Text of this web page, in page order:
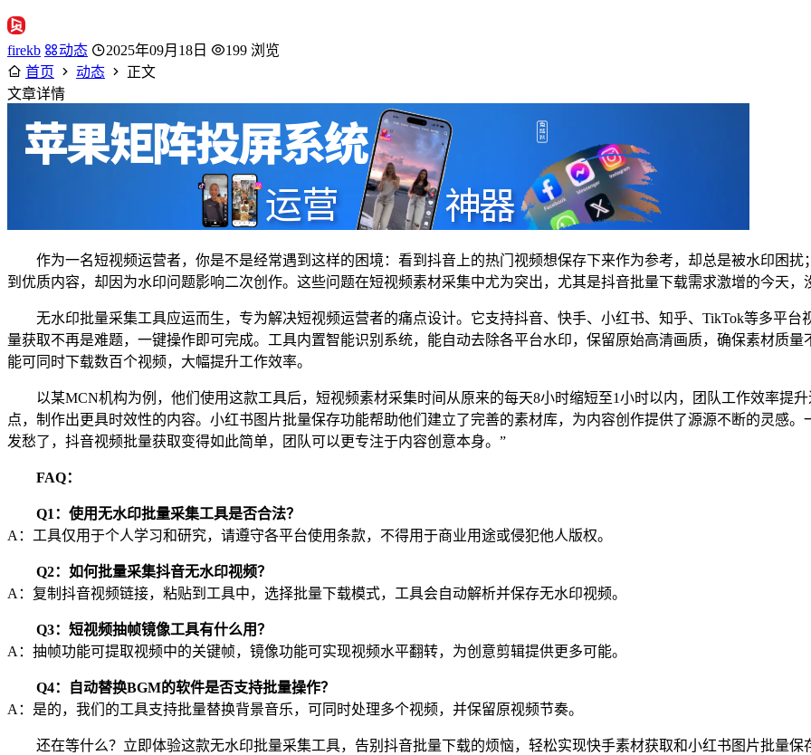
firekb 动态 2025年09月18日
199 浏览
首页
动态
正文
文章详情
作为一名短视频运营者，你是不是经常遇到这样的困境：看到抖音上的热门视频想保存下来作为参考，却总是被水印困
到优质内容，却因为水印问题影响二次创作。这些问题在短视频素材采集中尤为突出，尤其是抖音批量下载需求激增的今天
无水印批量采集工具应运而生，专为解决短视频运营者的痛点设计。它支持抖音、快手、小红书、知乎、TikTok等多平
量获取不再是难题，一键操作即可完成。工具内置智能识别系统，能自动去除各平台水印，保留原始高清画质，确保素材质
能可同时下载数百个视频，大幅提升工作效率。
以某MCN机构为例，他们使用这款工具后，短视频素材采集时间从原来的每天8小时缩短至1小时以内，团队工作效率提
点，制作出更具时效性的内容。小红书图片批量保存功能帮助他们建立了完善的素材库，为内容创作提供了源源不断的灵感
发愁了，抖音视频批量获取变得如此简单，团队可以更专注于内容创意本身。”
FAQ：
Q1：使用无水印批量采集工具是否合法？
A：工具仅用于个人学习和研究，请遵守各平台使用条款，不得用于商业用途或侵犯他人版权。
Q2：如何批量采集抖音无水印视频？
A：复制抖音视频链接，粘贴到工具中，选择批量下载模式，工具会自动解析并保存无水印视频。
Q3：短视频抽帧镜像工具有什么用？
A：抽帧功能可提取视频中的关键帧，镜像功能可实现视频水平翻转，为创意剪辑提供更多可能。
Q4：自动替换BGM的软件是否支持批量操作？
A：是的，我们的工具支持批量替换背景音乐，可同时处理多个视频，并保留原视频节奏。
还在等什么？立即体验这款无水印批量采集工具，告别抖音批量下载的烦恼，轻松实现快手素材获取和小红书图片批量